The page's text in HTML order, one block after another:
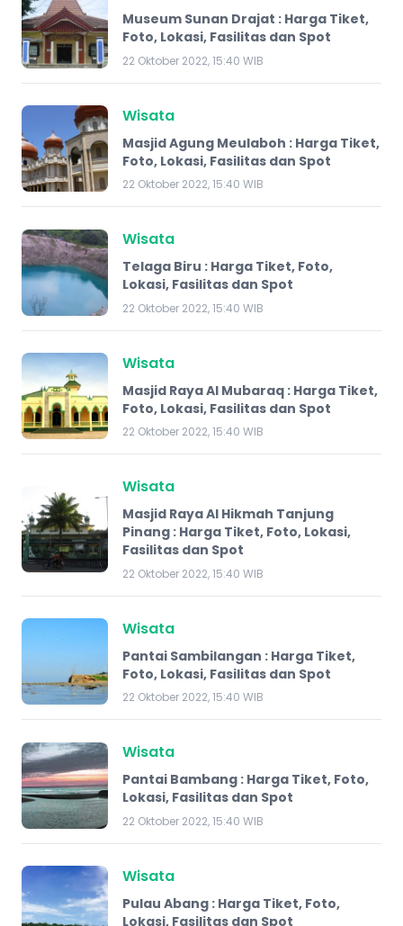
Museum Sunan Drajat : Harga Tiket,
Foto, Lokasi, Fasilitas dan Spot
22 Oktober 2022, 15:40 WIB
Wisata
Masjid Agung Meulaboh : Harga Tiket,
Foto, Lokasi, Fasilitas dan Spot
22 Oktober 2022, 15:40 WIB
Wisata
Telaga Biru : Harga Tiket, Foto,
Lokasi, Fasilitas dan Spot
22 Oktober 2022, 15:40 WIB
Wisata
Masjid Raya Al Mubaraq : Harga Tiket,
Foto, Lokasi, Fasilitas dan Spot
22 Oktober 2022, 15:40 WIB
Wisata
Masjid Raya Al Hikmah Tanjung
Pinang : Harga Tiket, Foto, Lokasi,
Fasilitas dan Spot
22 Oktober 2022, 15:40 WIB
Wisata
Pantai Sambilangan : Harga Tiket,
Foto, Lokasi, Fasilitas dan Spot
22 Oktober 2022, 15:40 WIB
Wisata
​Pantai Bambang : Harga Tiket, Foto,
Lokasi, Fasilitas dan Spot
22 Oktober 2022, 15:40 WIB
Wisata
Pulau Abang : Harga Tiket, Foto,
Lokasi, Fasilitas dan Spot